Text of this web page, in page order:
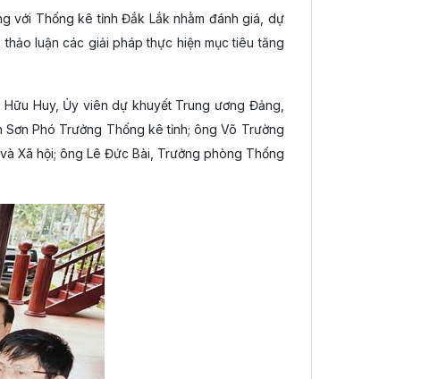
với Thống kê tỉnh Đắk Lắk nhằm đánh giá, dự
luận các giải pháp thực hiện mục tiêu tăng
Huy, Ủy viên dự khuyết Trung ương Đảng,
Phó Trưởng Thống kê tỉnh; ông Võ Trường
Xã hội; ông Lê Đức Bài, Trưởng phòng Thống